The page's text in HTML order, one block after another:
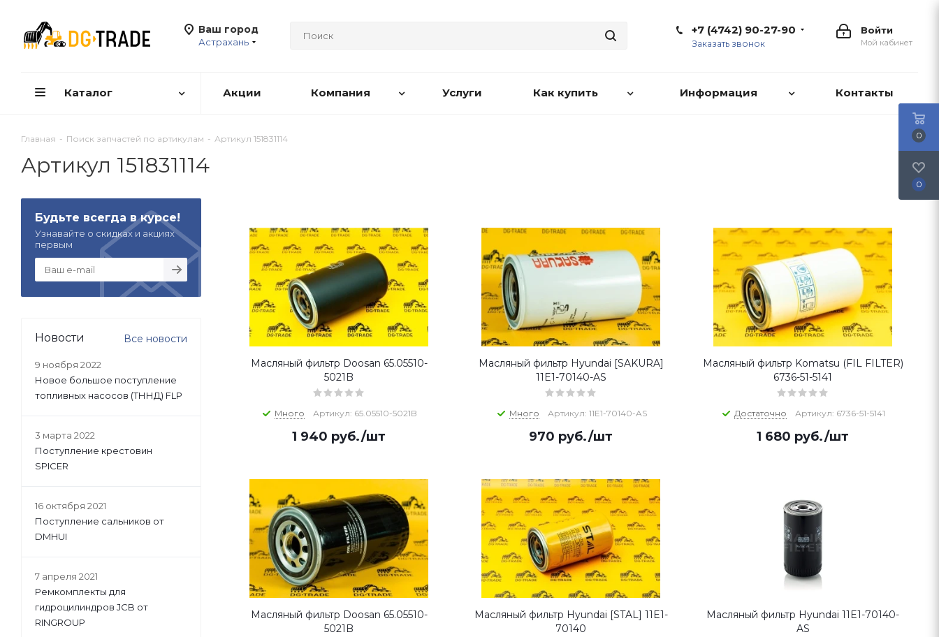
Ваш город
Астрахань
Войти
Мой кабинет
+7 (4742) 90-27-90
Заказать звонок
Каталог Акции Компания Услуги Как купить Информация Контакты
Главная - Поиск запчастей по артикулам - Артикул 151831114
Артикул 151831114
Масляный фильтр Doosan 65.05510-
5021B
Много Артикул: 65.05510-5021B
1 940 руб./шт
Масляный фильтр Hyundai [SAKURA]
11E1-70140-AS
Много Артикул: 11E1-70140-AS
970 руб./шт
Масляный фильтр Komatsu (FIL FILTER)
6736-51-5141
Достаточно Артикул: 6736-51-5141
1 680 руб./шт
Масляный фильтр Doosan 65.05510-
5021B
Масляный фильтр Hyundai [STAL] 11E1-
70140
Масляный фильтр Hyundai 11E1-70140-
AS
Будьте всегда в курсе!
Узнавайте о скидках и акциях
первым
Новости Все новости
9 ноября 2022
Новое большое поступление
топливных насосов (ТННД) FLP
3 марта 2022
Поступление крестовин
SPICER
16 октября 2021
Поступление сальников от
DMHUI
7 апреля 2021
Ремкомплекты для
гидроцилиндров JCB от
RINGROUP
0
0